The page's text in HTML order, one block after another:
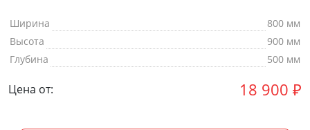
Ширина
800 мм
Высота
900 мм
Глубина
500 мм
Цена от: 18 900 ₽